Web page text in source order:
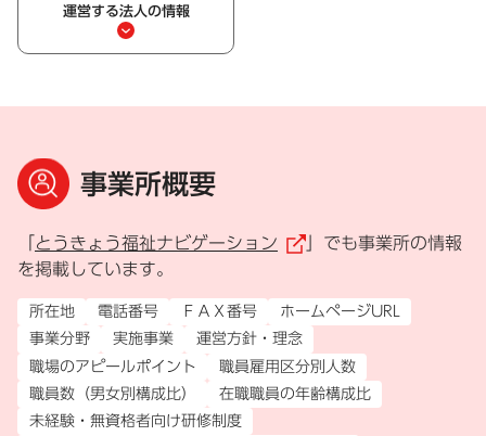
運営する法人の情報
事業所概要
とうきょう福祉ナビゲーション （外部リンク）
」でも事業所の情報
を掲載しています。
所在地 電話番号 ＦＡＸ番号
ホームページURL
事業分野
実施事業
運営方針・理念
職場のアピールポイント
職員雇用区分別人数
職員数（男女別構成比）
在職職員の年齢構成比
未経験・無資格者向け研修制度